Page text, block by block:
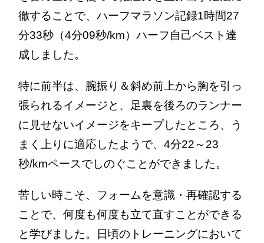
徹することで、ハーフマラソン記録1時間27
分33秒（4分09秒/km）ハーフ自己ベスト達
成しました。
特に前半は、腕振り＆斜め前上から胸を引っ
張られるイメージと、足裏を後ろのランナー
に見せないイメージをキープしたところ、う
まく上りに適応したようで、4分22～23
秒/kmペースでしのぐことができました。
苦しい時こそ、フォームを意識・再確認する
ことで、何度も何度も立て直すことができる
と学びました。日頃のトレーニングにおいて